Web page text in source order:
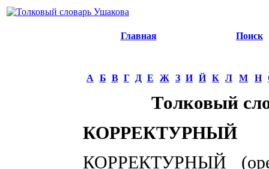
Главная Поиск
А Б В Г Д Е Ж З И Й К Л М Н
Толковый
КОРРЕКТУРНЫЙ
КОРРЕКТУРНЫЙ